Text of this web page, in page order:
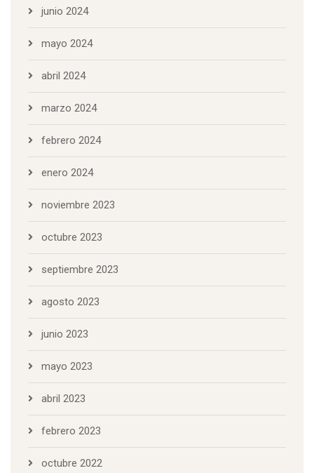
junio 2024
mayo 2024
abril 2024
marzo 2024
febrero 2024
enero 2024
noviembre 2023
octubre 2023
septiembre 2023
agosto 2023
junio 2023
mayo 2023
abril 2023
febrero 2023
octubre 2022